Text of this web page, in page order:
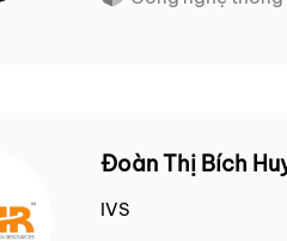
Đoàn Thị Bích
IVS